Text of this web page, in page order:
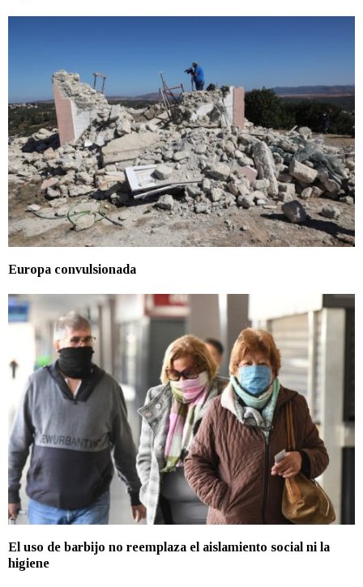
Europa convulsionada
El uso de barbijo no reemplaza el aislamiento social ni la
higiene